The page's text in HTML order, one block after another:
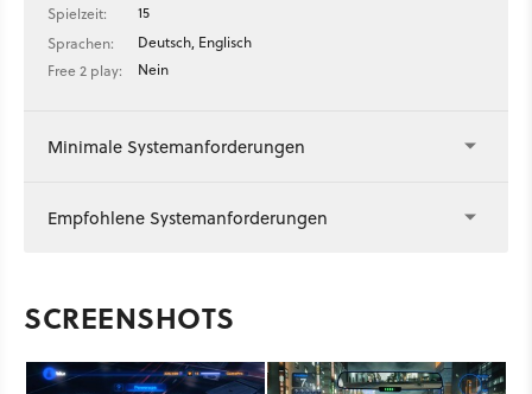
Spielzeit:
15
Sprachen:
Deutsch, Englisch
Free 2 play:
Nein
Minimale Systemanforderungen
Empfohlene Systemanforderungen
SCREENSHOTS